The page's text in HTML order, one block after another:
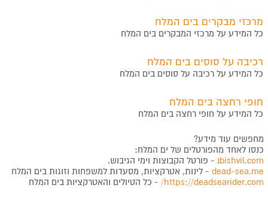
מרכזי מבקרים בים המלח
כל המידע על מרכזי המבקרים בים המלח
רכיבה על סוסים בים המלח
כל המידע על רכיבה על סוסים בים המלח
חופי רחצה בים המלח
כל המידע על חופי רחצה בים המלח
מחפשים עוד מידע?
כנסו לאחד מהפורטלים של ים המלח:
1bishvil.com - פורטל הקבוצות וימי הגיבוש.
dead-sea.me - לינות, אטרקציות, מסעדות למשפחות וזוגות בים המלח
https://deadsearider.com/
- כל הטיולים והאטרקציות בים המלח